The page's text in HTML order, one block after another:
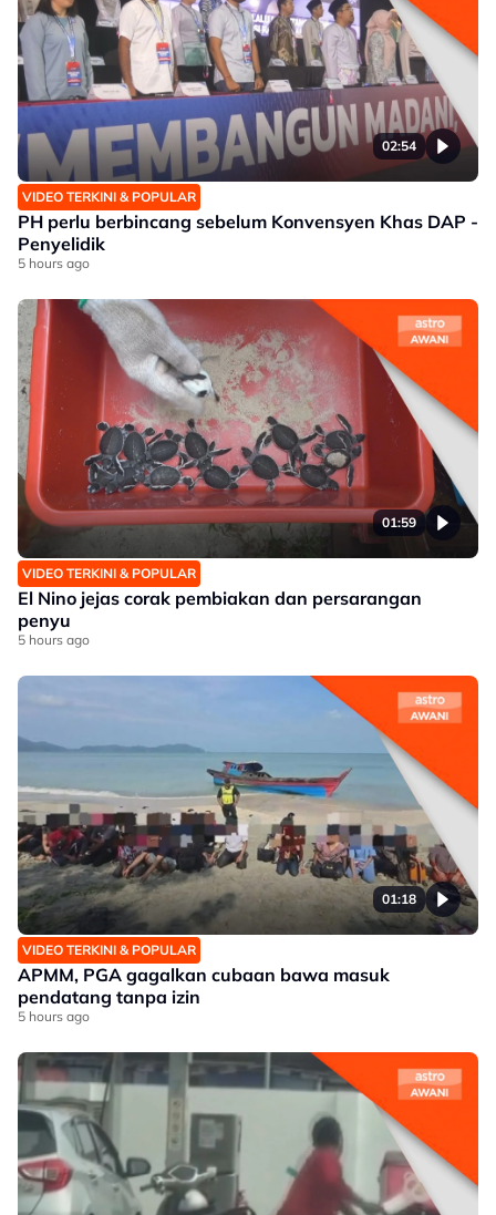
02:54
VIDEO TERKINI & POPULAR
PH perlu berbincang sebelum Konvensyen Khas DAP -
Penyelidik
5 hours ago
01:59
VIDEO TERKINI & POPULAR
El Nino jejas corak pembiakan dan persarangan
penyu
5 hours ago
01:18
VIDEO TERKINI & POPULAR
APMM, PGA gagalkan cubaan bawa masuk
pendatang tanpa izin
5 hours ago